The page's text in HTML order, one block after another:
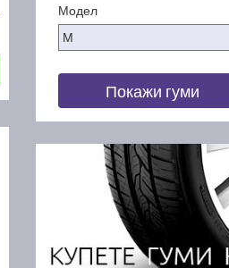
Модел
Покажи гуми